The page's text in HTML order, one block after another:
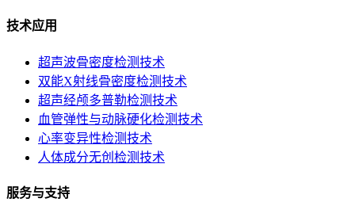
技术应用
超声波骨密度检测技术
双能X射线骨密度检测技术
超声经颅多普勒检测技术
血管弹性与动脉硬化检测技术
心率变异性检测技术
人体成分无创检测技术
服务与支持